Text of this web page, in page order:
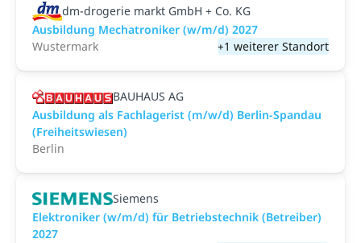
dm-drogerie markt GmbH + Co. KG
Ausbildung Mechatroniker (w/m/d) 2027
Wustermark
+1 weiterer Standort
BAUHAUS AG
Ausbildung als Fachlagerist (m/w/d) Berlin-Spandau
(Freiheitswiesen)
Berlin
Siemens
Elektroniker (w/m/d) für Betriebstechnik (Betreiber)
2027